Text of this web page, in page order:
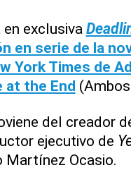
exclusiva
en serie de la
York Times de
at the End
del creador
ejecutivo de
Martínez Ocasio.